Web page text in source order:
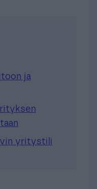
ja
yritystili